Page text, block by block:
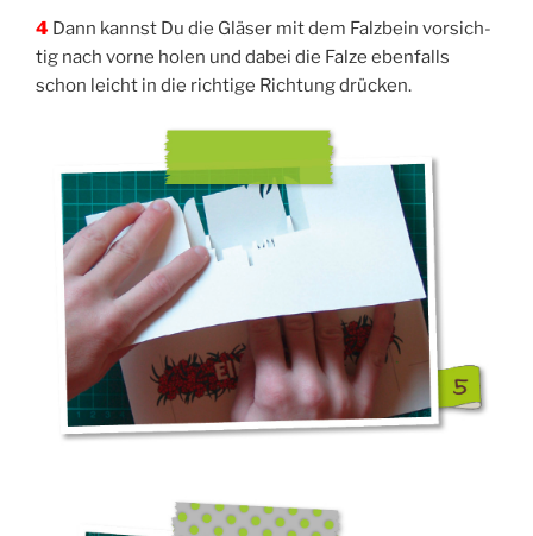
4 Dann kannst Du die Glä­ser mit dem Falz­bein vor­sich­
tig nach vor­ne holen und dabei die Fal­ze eben­falls
schon leicht in die rich­ti­ge Rich­tung drücken.